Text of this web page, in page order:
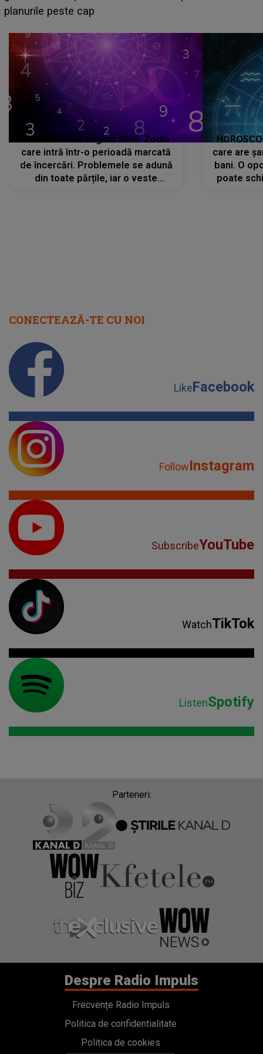
sa: "I-am spus și ei în față, eu nu te iubesc pentru
HOROSCOP 7 august 2026. Zodia
care intră într-o perioadă marcată
de încercări. Problemele se adună
din toate părțile, iar o veste
care are
bani. O
poate
CONECTEAZĂ-TE CU NOI
LikeFacebook
FollowInstagram
SubscribeYouTube
WatchTikTok
ListenSpotify
Parteneri:
Despre Radio Impuls
Frecvențe Radio Impuls
Politica de confidentialitate
Politica de cookies